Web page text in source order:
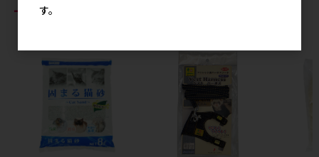
おすすめ商品
す。